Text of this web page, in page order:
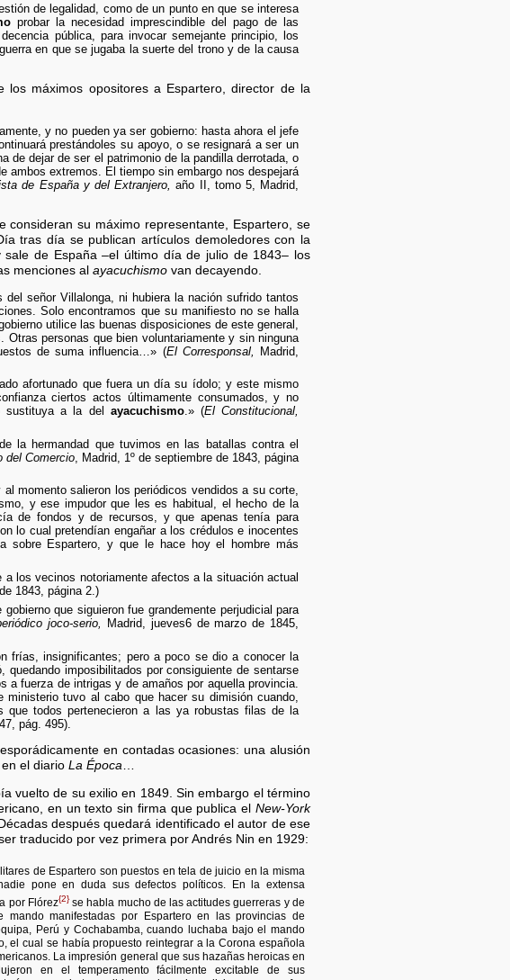
de legalidad, como de un punto en que se interesa
probar la necesidad imprescindible del pago de las
pública, para invocar semejante principio, los
en que se jugaba la suerte del trono y de la causa
máximos opositores a Espartero, director de la
y no pueden ya ser gobierno: hasta ahora el jefe
prestándoles su apoyo, o se resignará a ser un
de dejar de ser el patrimonio de la pandilla derrotada, o
ambos extremos. El tiempo sin embargo nos despejará
de España y del Extranjero,
año II, tomo 5, Madrid,
consideran su máximo representante, Espartero, se
tras día se publican artículos demoledores con la
sale de España –el último día de julio de 1843– los
menciones al ayacuchismo van decayendo.
señor Villalonga, ni hubiera la nación sufrido tantos
Solo encontramos que su manifiesto no se halla
utilice las buenas disposiciones de este general,
personas que bien voluntariamente y sin ninguna
de suma influencia…» (El Corresponsal,
Madrid,
afortunado que fuera un día su ídolo; y este mismo
ciertos actos últimamente consumados, y no
sustituya a la del ayacuchismo.» (El Constitucional,
la hermandad que tuvimos en las batallas contra el
del Comercio, Madrid, 1º de septiembre de 1843, página
momento salieron los periódicos vendidos a su corte,
y ese impudor que les es habitual, el hecho de la
de fondos y de recursos, y que apenas tenía para
lo cual pretendían engañar a los crédulos e inocentes
sobre Espartero, y que le hace hoy el hombre más
los vecinos notoriamente afectos a la situación actual
1843, página 2.)
que siguieron fue grandemente perjudicial para
joco-serio,
Madrid, jueves6 de marzo de 1845,
frías, insignificantes; pero a poco se dio a conocer la
imposibilitados por consiguiente de sentarse
fuerza de intrigas y de amaños por aquella provincia.
tuvo al cabo que hacer su dimisión cuando,
que todos pertenecieron a las ya robustas filas de la
pág. 495).
en contadas ocasiones: una alusión
el diario La Época…
vuelto de su exilio en 1849. Sin embargo el término
en un texto sin firma que publica el New-York
después quedará identificado el autor de ese
traducido por vez primera por Andrés Nin en 1929:
de Espartero son puestos en tela de juicio en la misma
pone en duda sus defectos políticos. En la extensa
por Flórez{2}se habla mucho de las actitudes guerreras y de
mando manifestadas por Espartero en las provincias de
Perú y Cochabamba, cuando luchaba bajo el mando
el cual se había propuesto reintegrar a la Corona española
La impresión general que sus hazañas heroicas en
en el temperamento fácilmente excitable de sus